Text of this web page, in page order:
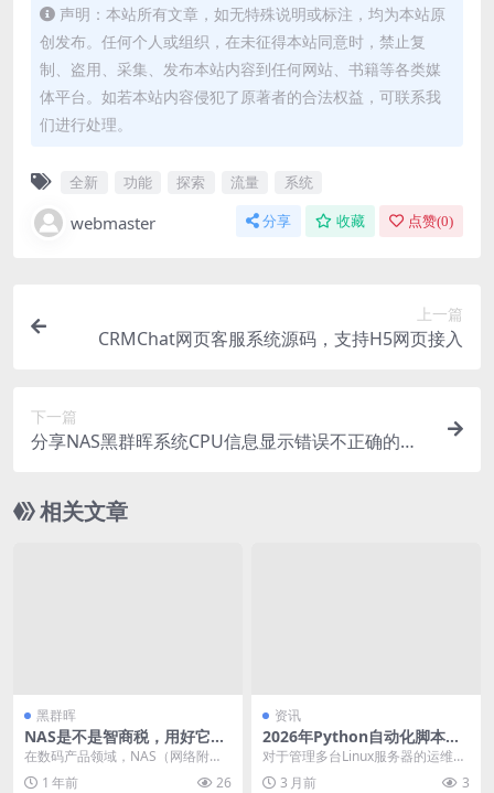
声明：本站所有文章，如无特殊说明或标注，均为本站原
创发布。任何个人或组织，在未征得本站同意时，禁止复
制、盗用、采集、发布本站内容到任何网站、书籍等各类媒
体平台。如若本站内容侵犯了原著者的合法权益，可联系我
们进行处理。
全新 功能 探索 流量 系统
webmaster 分享 收藏 点赞(0)
上一篇
CRMChat网页客服系统源码，支持H5网页接入
下一篇
分享NAS黑群晖系统CPU信息显示错误不正确的解
相关文章
黑群晖
NAS是不是智商税，用好它要
注意什么
在数码产品领域，NAS（网络附属
存储）常常被人质疑是智商税。实
1 年前 26
资讯
2026年Python自动化脚本进
阶：用Paramiko与Fabric批
量管理Linux服务器的实战指
对于管理多台Linux服务器的运维人
员和家庭实验室用户来说，重复性
3 月前 3